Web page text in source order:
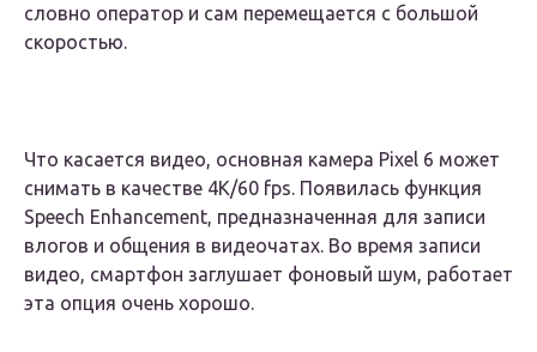
словно оператор и сам перемещается с большой
скоростью.
Что касается видео, основная камера Pixel 6 может
снимать в качестве 4K/60 fps. Появилась функция
Speech Enhancement, предназначенная для записи
влогов и общения в видеочатах. Во время записи
видео, смартфон заглушает фоновый шум, работает
эта опция очень хорошо.